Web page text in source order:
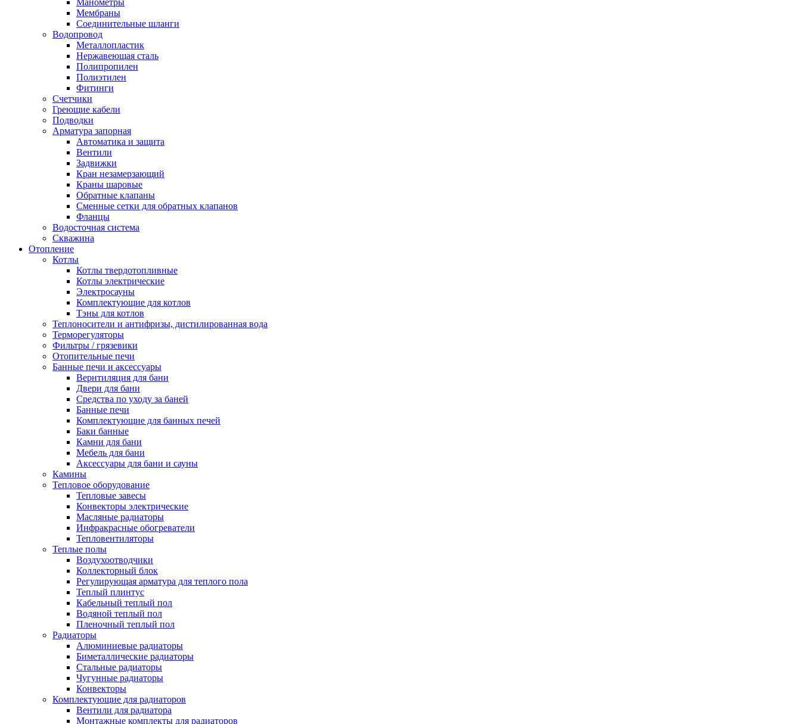
Манометры
Мембраны
Соединительные шланги
Водопровод
Металлопластик
Нержавеющая сталь
Полипропилен
Полиэтилен
Фитинги
Счетчики
Греющие кабели
Подводки
Арматура запорная
Автоматика и защита
Вентили
Задвижки
Кран незамерзающий
Краны шаровые
Обратные клапаны
Сменные сетки для обратных клапанов
Фланцы
Водосточная система
Скважина
Отопление
Котлы
Котлы твердотопливные
Котлы электрические
Электросауны
Комплектующие для котлов
Тэны для котлов
Теплоносители и антифризы, дистилированная вода
Терморегуляторы
Фильтры / грязевики
Отопительные печи
Банные печи и аксессуары
Вернтиляция для бани
Двери для бани
Средства по уходу за баней
Банные печи
Комплектующие для банных печей
Баки банные
Камни для бани
Мебель для бани
Аксессуары для бани и сауны
Камины
Тепловое оборудование
Тепловые завесы
Конвекторы электрические
Масляные радиаторы
Инфракрасные обогреватели
Тепловентиляторы
Теплые полы
Воздухоотводчики
Коллекторный блок
Регулирующая арматура для теплого пола
Теплый плинтус
Кабельный теплый пол
Водяной теплый пол
Пленочный теплый пол
Радиаторы
Алюминиевые радиаторы
Биметаллические радиаторы
Стальные радиаторы
Чугунные радиаторы
Конвекторы
Комплектующие для радиаторов
Вентили для радиатора
Монтажные комплекты для радиаторов